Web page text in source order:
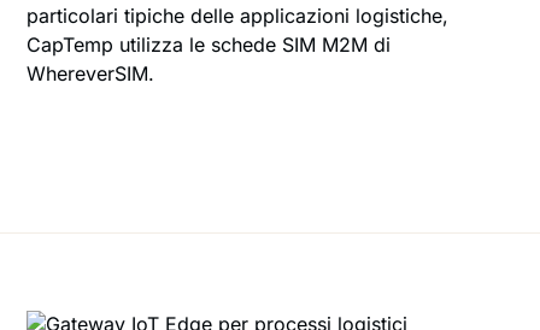
particolari tipiche delle applicazioni logistiche,
CapTemp utilizza le schede SIM M2M di
WhereverSIM.